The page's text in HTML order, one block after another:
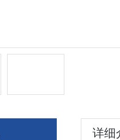
详细